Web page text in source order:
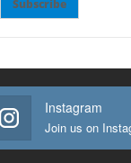
Subscribe
Instagram
Join us on